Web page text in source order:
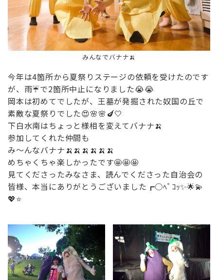
みんなでバナナ🍌
今年は4箇所から夏祭りステージの依頼を受けたのです
が、雨☔で2箇所中止になりました😭😭
岡本は初めてでしたが、王墓が発掘された奴国の丘で
素敵な夏祭りでした😍🌸🌸🍆‎🤍
下白水南はちょっと様相を変えてバナナ🍌
参加してくれた仲間も
み～んなバナナ🍌🍌🍌🍌🍌🍌
めちゃくちゃ楽しかったです🤩🤩🤩
見てくださったみなさま、読んでくださった自治会の
皆様、本当にありがとうございました┏○ﾍﾟｺｯ✨️🌟💫
💖⭐️